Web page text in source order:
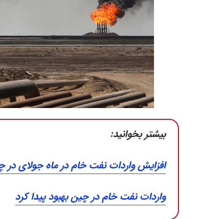
بیشتر بخوانید:
افزایش واردات نفت خام در ماه جولای در
واردات نفت خام در چین بهبود پیدا کرد